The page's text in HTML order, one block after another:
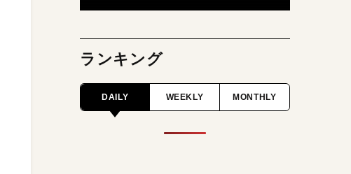
ランキング
DAILY WEEKLY MONTHLY